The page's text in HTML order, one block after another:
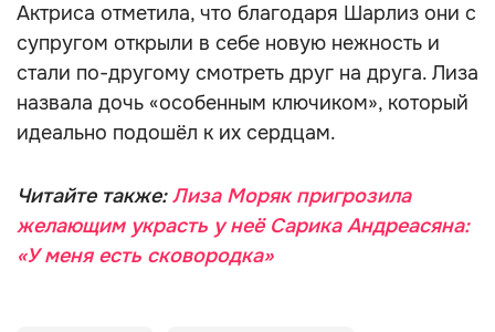
Актриса отметила, что благодаря Шарлиз они с
супругом открыли в себе новую нежность и
стали по-другому смотреть друг на друга. Лиза
назвала дочь «особенным ключиком», который
идеально подошёл к их сердцам.
Читайте также:Лиза Моряк пригрозила
желающим украсть у неё Сарика Андреасяна:
«У меня есть сковородка»